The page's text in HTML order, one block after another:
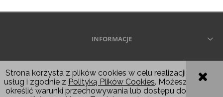
Strona korzysta z plików cookies w celu realizacji
usług i zgodnie z Polityką Plików Cookies. Możesz
określić warunki przechowywania lub dostępu do
INFORMACJE
POKAŻ PEŁNĄ WERSJĘ STRONY